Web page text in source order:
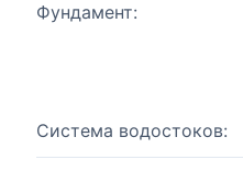
Фундамент:
Система водостоков: